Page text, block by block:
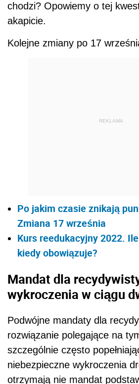
chodzi? Opowiemy o tej
akapicie.
Kolejne zmiany po 17
REKLAMA
Po jakim czasie znikają
Zmiana 17 września
Kurs reedukacyjny 2022.
kiedy obowiązuje?
Mandat dla
wykroczenia w ciągu
Podwójne mandaty dla
rozwiązanie polegające na
szczególnie często
niebezpieczne wykroczenia
otrzymają nie mandat